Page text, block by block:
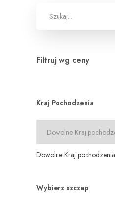
Filtruj wg ceny
Kraj Pochodzenia
Dowolne Kraj pochodzenia
Wybierz szczep